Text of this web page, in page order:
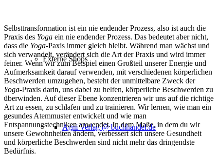
Externe Shops
Agni Verlag @ buchhandel.de
Selbsttransformation ist ein nie endender Prozess, also ist auch die
Praxis des Yoga ein nie endender Prozess. Das bedeutet aber nicht,
dass die Yoga-Paxis immer gleich bleibt. Während man wächst und
sich verwandelt, verändert sich die Art der Praxis und wird immer
feiner. Wenn wir zum Beispiel einen Großteil unserer Energie und
Aufmerksamkeit darauf verwenden, mit verschiedenen körperlichen
Beschwerden umzugehen, besteht der unmittelbare Zweck der
Yoga-Praxis darin, uns dabei zu helfen, körperliche Beschwerden zu
überwinden. Auf dieser Ebene konzentrieren wir uns auf die richtige
Art zu essen, zu schlafen und zu trainieren. Wir lernen, wie man ein
gesundes Atemmuster entwickelt und wie man
Entspannungstechniken anwendet. In dem Maße, in dem du wir
unsere Gewohnheiten ändern, verbessert sich unsere Gesundheit
und körperliche Beschwerden sind nicht mehr das dringendste
Bedürfnis.